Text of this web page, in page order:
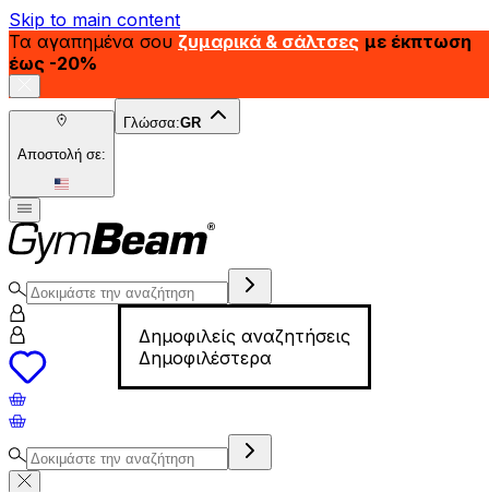
Skip to main content
Τα αγαπημένα σου ζυμαρικά & σάλτσες με έκπτωση
έως -20%
Αποστολή σε:
Γλώσσα:GR
Δημοφιλείς αναζητήσεις
Δημοφιλέστερα